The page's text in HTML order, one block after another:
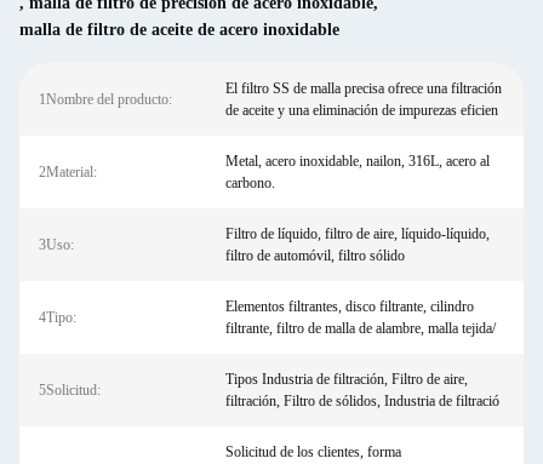
malla de filtro de aceite de acero inoxidable
1Nombre del producto:
El filtro SS de malla precisa ofrece una filtración
de aceite y una eliminación de impurezas eficien
2Material:
Metal, acero inoxidable, nailon, 316L, acero al
carbono.
3Uso:
Filtro de líquido, filtro de aire, líquido-líquido,
filtro de automóvil, filtro sólido
4Tipo:
Elementos filtrantes, disco filtrante, cilindro
filtrante, filtro de malla de alambre, malla tejida/
5Solicitud:
Tipos Industria de filtración, Filtro de aire,
filtración, Filtro de sólidos, Industria de filtració
Solicitud de los clientes, forma